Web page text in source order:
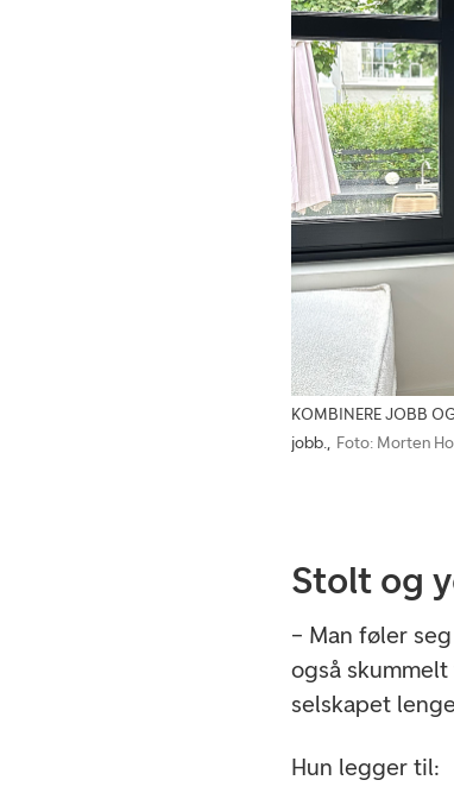
KOMBINERE JOBB
jobb., Foto: Morten
Stolt og
– Man føler
også
selskapet
Hun legger til: